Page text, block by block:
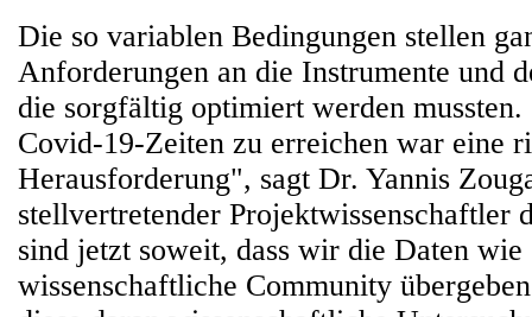
Die so variablen Bedingungen stellen
Anforderungen an die Instrumente und
die sorgfältig optimiert werden
Covid-19-Zeiten zu erreichen war eine
Herausforderung", sagt Dr. Yannis
stellvertretender
sind jetzt soweit, dass wir die Daten wie
wissenschaftliche Community